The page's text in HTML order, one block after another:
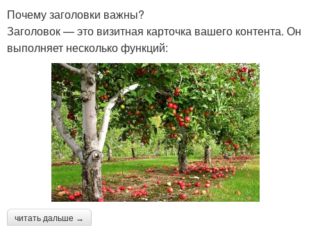
Почему заголовки важны?
Заголовок — это визитная карточка вашего контента. Он
выполняет несколько функций:
читать дальше →